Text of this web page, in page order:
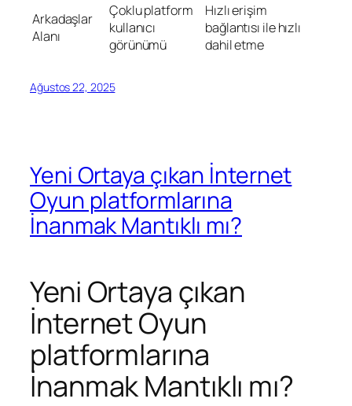
Arkadaşlar
Alanı
Çoklu platform
kullanıcı
görünümü
Hızlı erişim
bağlantısı ile hızlı
dahil etme
Ağustos 22, 2025
Yeni Ortaya çıkan İnternet
Oyun platformlarına
İnanmak Mantıklı mı?
Yeni Ortaya çıkan
İnternet Oyun
platformlarına
İnanmak Mantıklı mı?